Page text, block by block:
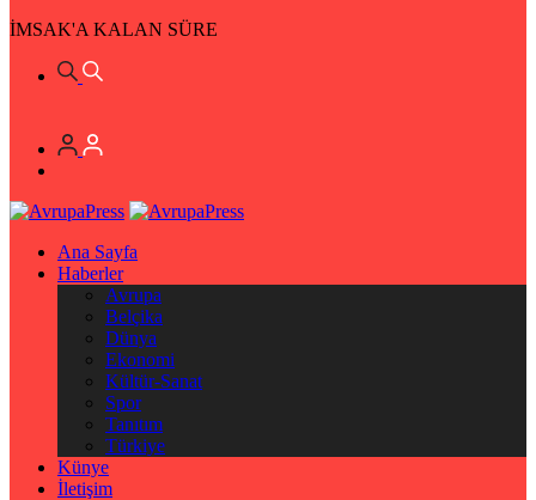
İMSAK'A KALAN SÜRE
Ana Sayfa
Haberler
Avrupa
Belçika
Dünya
Ekonomi
Kültür-Sanat
Spor
Tanıtım
Türkiye
Künye
İletişim